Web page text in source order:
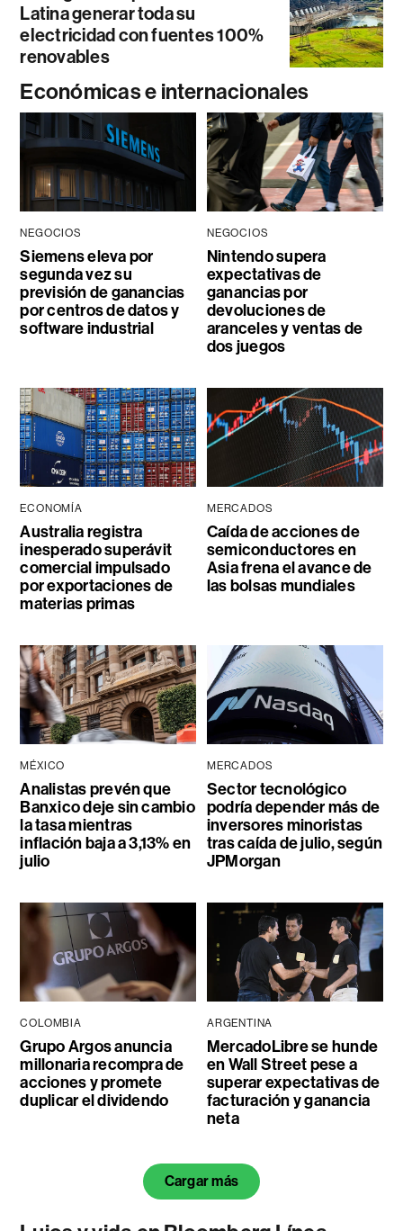
Latina generar toda su
electricidad con fuentes 100%
renovables
Económicas e internacionales
NEGOCIOS
Siemens eleva por
segunda vez su
previsión de ganancias
por centros de datos y
software industrial
NEGOCIOS
Nintendo supera
expectativas de
ganancias por
devoluciones de
aranceles y ventas de
dos juegos
ECONOMÍA
Australia registra
inesperado superávit
comercial impulsado
por exportaciones de
materias primas
MERCADOS
Caída de acciones de
semiconductores en
Asia frena el avance de
las bolsas mundiales
MÉXICO
Analistas prevén que
Banxico deje sin cambio
la tasa mientras
inflación baja a 3,13% en
julio
MERCADOS
Sector tecnológico
podría depender más de
inversores minoristas
tras caída de julio, según
JPMorgan
COLOMBIA
Grupo Argos anuncia
millonaria recompra de
acciones y promete
duplicar el dividendo
ARGENTINA
MercadoLibre se hunde
en Wall Street pese a
superar expectativas de
facturación y ganancia
neta
Cargar más